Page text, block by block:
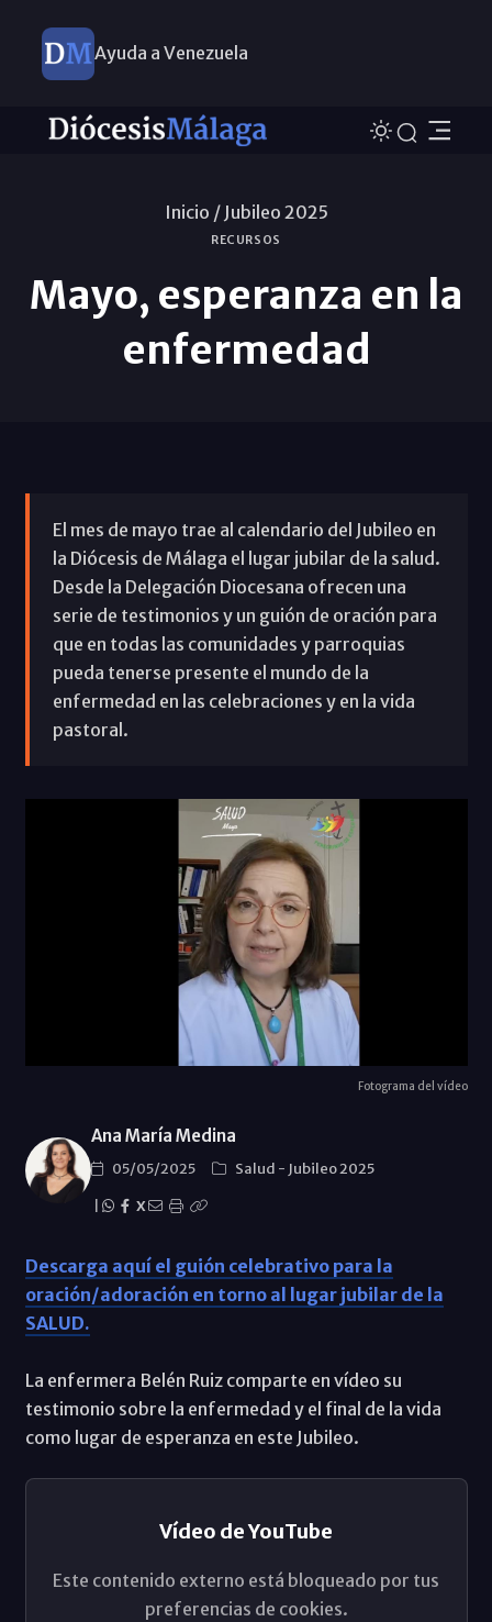
Ayuda a Venezuela
Inicio / Jubileo 2025
RECURSOS
Mayo, esperanza en la
enfermedad
El mes de mayo trae al calendario del Jubileo en
la Diócesis de Málaga el lugar jubilar de la salud.
Desde la Delegación Diocesana ofrecen una
serie de testimonios y un guión de oración para
que en todas las comunidades y parroquias
pueda tenerse presente el mundo de la
enfermedad en las celebraciones y en la vida
pastoral.
Fotograma del vídeo
Ana María Medina
05/05/2025 Salud - Jubileo 2025
X
Descarga aquí el guión celebrativo para la
oración/adoración en torno al lugar jubilar de la
SALUD.
La enfermera Belén Ruiz comparte en vídeo su
testimonio sobre la enfermedad y el final de la vida
como lugar de esperanza en este Jubileo.
Vídeo de YouTube
Este contenido externo está bloqueado por tus
preferencias de cookies.